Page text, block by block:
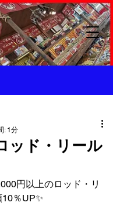
ッド・リール
: 1分
円以上のロッド・リ
％UP✨